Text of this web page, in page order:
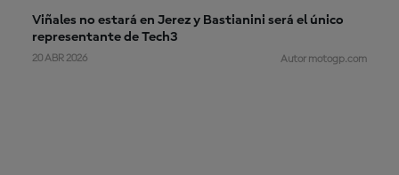
Viñales no estará en Jerez y Bastianini será el único
representante de Tech3
20 ABR 2026 Autor motogp.com